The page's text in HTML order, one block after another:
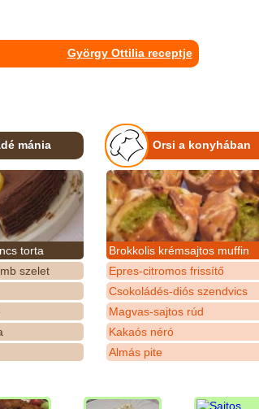
György Ottilia receptje
mánia
torta
szelet
Orsi a konyhában
Brokkolis krémsajtos muffin
Epres-citromos frissítő
Csokoládés-diós szendvics
Magvas-sajtos rúd
Kakaós néró
Almás pite